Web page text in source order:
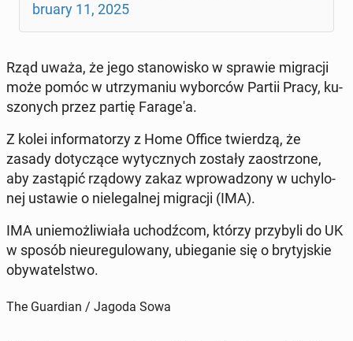
bru­ary 11, 2025
Rząd uważa, że jego sta­no­wi­sko w sprawie mi­gra­cji
może pomóc w utrzy­ma­niu wy­bor­ców Partii Pracy, ku­
szo­nych przez partię Fa­ra­ge­'a.
Z kolei in­for­ma­to­rzy z Home Office twier­dzą, że
zasady do­ty­czą­ce wy­tycz­nych zostały za­ostrzo­ne,
aby za­stą­pić rządowy zakaz wpro­wa­dzo­ny w uchy­lo­
nej ustawie o nie­le­gal­nej mi­gra­cji (IMA).
IMA unie­moż­li­wia­ła uchodź­com, którzy przy­by­li do UK
w sposób nie­ure­gu­lo­wa­ny, ubie­ga­nie się o bry­tyj­skie
oby­wa­tel­stwo.
The Guardian / Jagoda Sowa